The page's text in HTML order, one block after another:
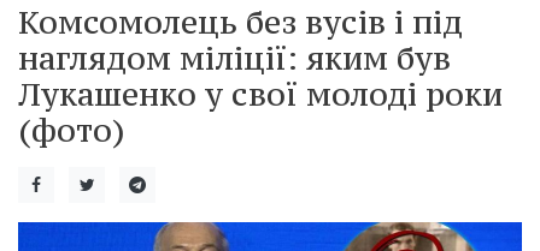
Комсомолець без вусів і під
наглядом міліції: яким був
Лукашенко у свої молоді роки
(фото)